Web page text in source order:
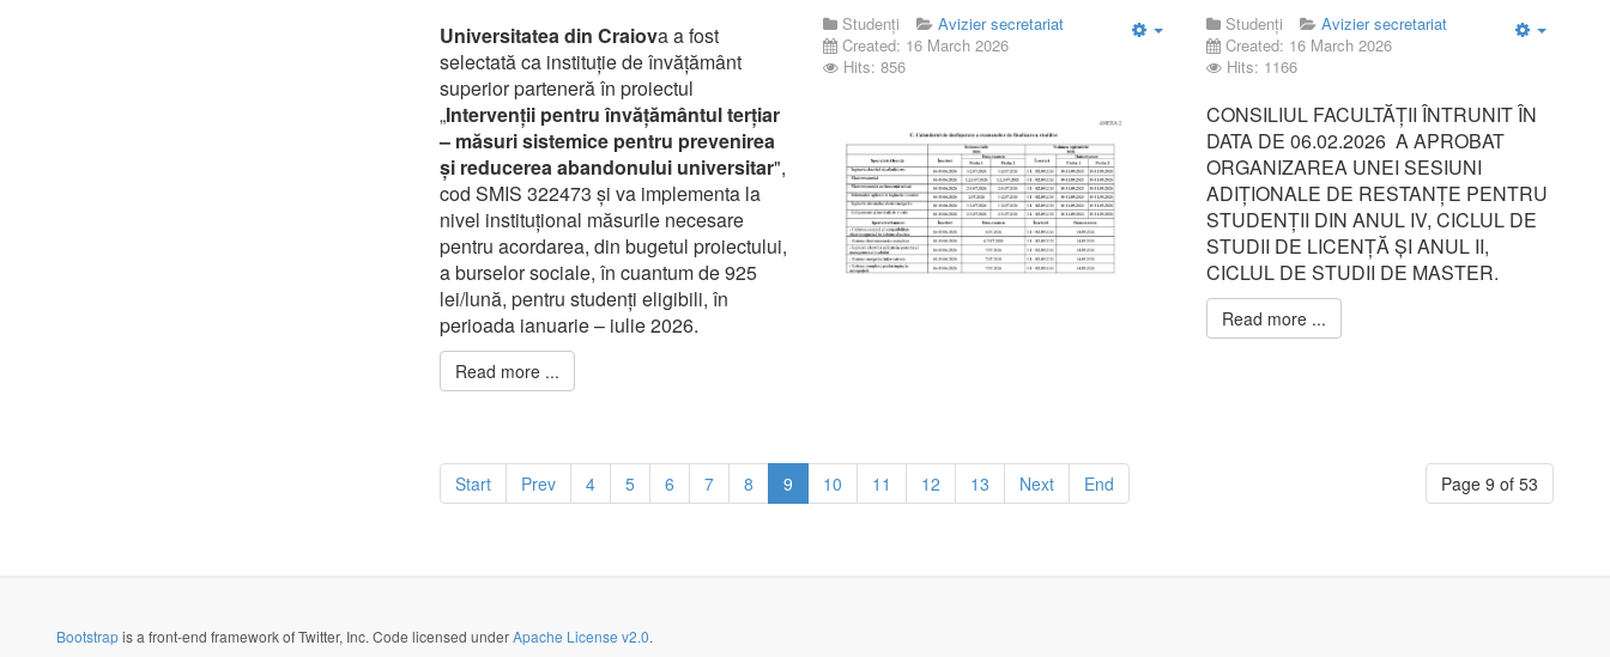
Universitatea din Craiova a fost
selectată ca instituție de învățământ
superior parteneră în proiectul
„Intervenții pentru învățământul terțiar
– măsuri sistemice pentru prevenirea
și reducerea abandonului universitar",
cod SMIS 322473 și va implementa la
nivel instituțional măsurile necesare
pentru acordarea, din bugetul proiectului,
a burselor sociale, în cuantum de 925
lei/lună, pentru studenți eligibili, în
perioada ianuarie – iulie 2026.
Read more ...
Studenți
Avizier secretariat
Created: 16 March 2026
Hits: 856
Studenți
Avizier secretariat
Created: 16 March 2026
Hits: 1166
CONSILIUL FACULTĂȚII ÎNTRUNIT ÎN
DATA DE 06.02.2026 A APROBAT
ORGANIZAREA UNEI SESIUNI
ADIȚIONALE DE RESTANȚE PENTRU
STUDENȚII DIN ANUL IV, CICLUL DE
STUDII DE LICENȚĂ ȘI ANUL II,
CICLUL DE STUDII DE MASTER.
Read more ...
Page 9 of 53
Start Prev 4 5 6 7 8 9 10 11 12 13 Next End
Bootstrapis a front-end framework of Twitter, Inc. Code licensed underApache License v2.0.